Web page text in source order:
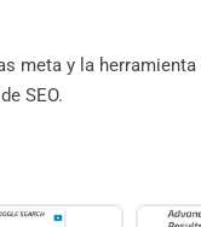
meta y la
SEO.